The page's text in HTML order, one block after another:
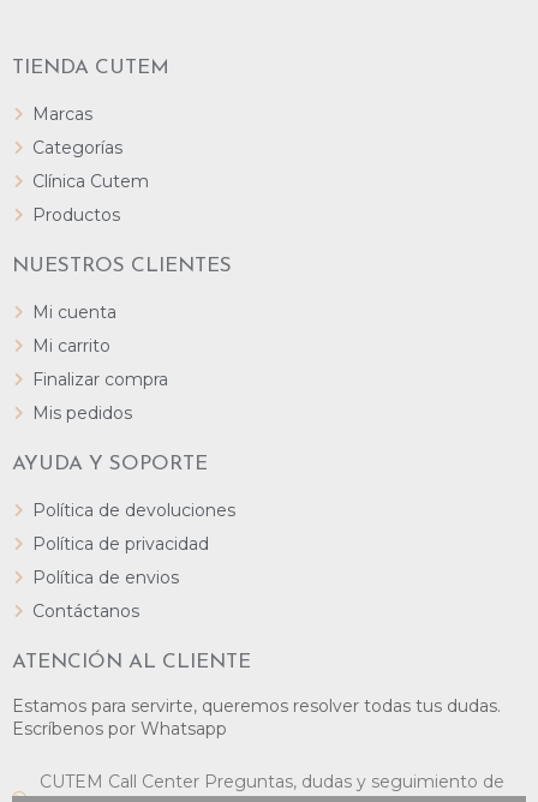
TIENDA CUTEM
Marcas
Categorías
Clínica Cutem
Productos
NUESTROS CLIENTES
Mi cuenta
Mi carrito
Finalizar compra
Mis pedidos
AYUDA Y SOPORTE
Política de devoluciones
Política de privacidad
Política de envios
Contáctanos
ATENCIÓN AL CLIENTE
Estamos para servirte, queremos resolver todas tus dudas.
Escríbenos por Whatsapp
CUTEM Call Center Preguntas, dudas y seguimiento de